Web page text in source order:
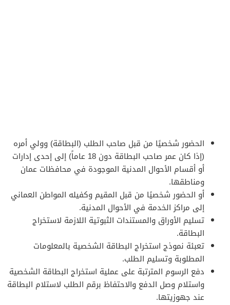
الحضور شخصيًا من قبل صاحب الطلب (البطاقة) وولي أمره
(إذا كان عمر صاحب البطاقة دون 18 عاماً) إلى إحدى إدارات
أو أقسام الأحوال المدنية الموجودة في محافظات عمان
ومناطقها.
أو الحضور شخصيًا من قبل المقيم وكفيله المواطن العماني
إلى مراكز الخدمة في الأحوال المدنية.
تسليم الأوراق والمستندات الثبوتية اللازمة لاستخراج
البطاقة.
تعبئة نموذج استخراج البطاقة الشخصية بالمعلومات
المطلوبة وتسليم الطلب.
دفع الرسوم المترتبة على عملية استخراج البطاقة الشخصية
واستلام وصل الدفع والاحتفاظ برقم الطلب لاستلام البطاقة
عند جهوزيتها.